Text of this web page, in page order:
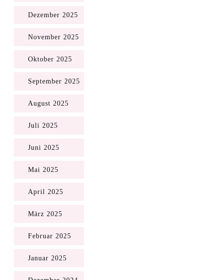
Dezember 2025
November 2025
Oktober 2025
September 2025
August 2025
Juli 2025
Juni 2025
Mai 2025
April 2025
März 2025
Februar 2025
Januar 2025